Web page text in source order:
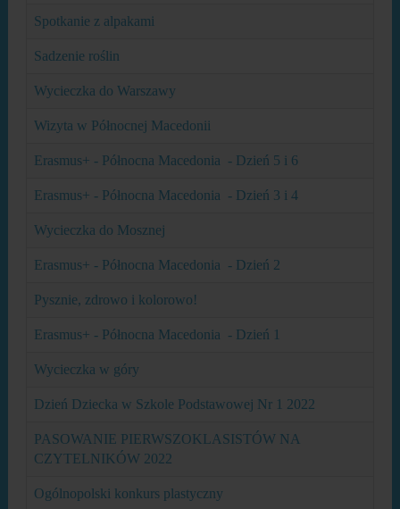
Spotkanie z alpakami
Sadzenie roślin
Wycieczka do Warszawy
Wizyta w Północnej Macedonii
Erasmus+ - Północna Macedonia - Dzień 5 i 6
Erasmus+ - Północna Macedonia - Dzień 3 i 4
Wycieczka do Mosznej
Erasmus+ - Północna Macedonia - Dzień 2
Pysznie, zdrowo i kolorowo!
Erasmus+ - Północna Macedonia - Dzień 1
Wycieczka w góry
Dzień Dziecka w Szkole Podstawowej Nr 1 2022
PASOWANIE PIERWSZOKLASISTÓW NA
CZYTELNIKÓW 2022
Ogólnopolski konkurs plastyczny